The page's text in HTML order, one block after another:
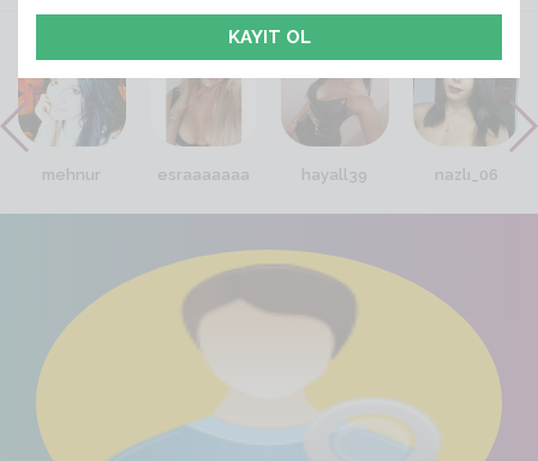
VİTRİN
mehnur esraaaaaaa hayall39 nazlı_06